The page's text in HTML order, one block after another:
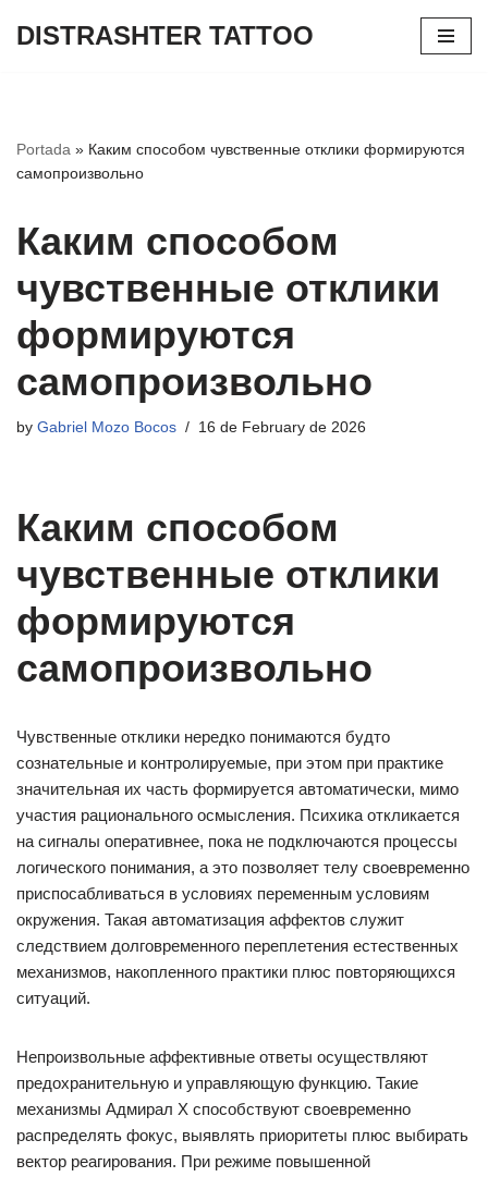
DISTRASHTER TATTOO
Portada » Каким способом чувственные отклики формируются
самопроизвольно
Каким способом
чувственные отклики
формируются
самопроизвольно
by Gabriel Mozo Bocos 16 de February de 2026
Каким способом
чувственные отклики
формируются
самопроизвольно
Чувственные отклики нередко понимаются будто
сознательные и контролируемые, при этом при практике
значительная их часть формируется автоматически, мимо
участия рационального осмысления. Психика откликается
на сигналы оперативнее, пока не подключаются процессы
логического понимания, а это позволяет телу своевременно
приспосабливаться в условиях переменным условиям
окружения. Такая автоматизация аффектов служит
следствием долговременного переплетения естественных
механизмов, накопленного практики плюс повторяющихся
ситуаций.
Непроизвольные аффективные ответы осуществляют
предохранительную и управляющую функцию. Такие
механизмы Адмирал Х способствуют своевременно
распределять фокус, выявлять приоритеты плюс выбирать
вектор реагирования. При режиме повышенной